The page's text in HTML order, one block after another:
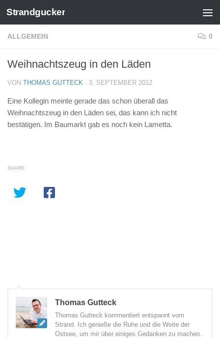
Zum Inhalt springen
Strandgucker
ALLGEMEIN 0
Weihnachtszeug in den Läden
VON THOMAS GUTTECK · 3. SEPTEMBER 2012
Eine Kollegin meinte gerade das schon überall das
Weihnachtszeug in den Läden sei, das kann ich nicht
bestätigen. Im Baumarkt gab es noch kein Lametta.
SHARE
Thomas Gutteck
Thomas Gutteck kommentiert entspannt vom
Strand. Ich genieße die Ruhe und die Weite der
Ostsee, um mir über einiges Gedanken zu machen.